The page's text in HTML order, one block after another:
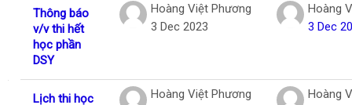
Thông báo
v/v thi hết
học phần
DSY
Hoàng Việt Phương
3 Dec 2023
Hoàng
3 Dec
Lịch thi học
Hoàng Việt Phương
Hoàng